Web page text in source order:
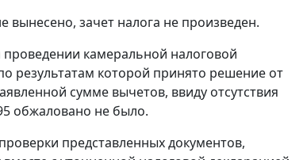
зачет налога не произведен.
камеральной налоговой
результатам которой принято решение от
сумме вычетов, ввиду отсутствия
обжаловано не было.
представленных документов,